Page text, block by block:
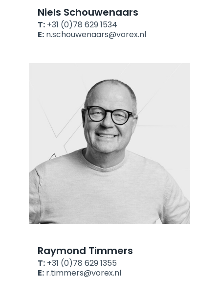
Niels Schouwenaars
T: +31 (0)78 629 1534
E: n.schouwenaars@vorex.nl
Raymond Timmers
T: +31 (0)78 629 1355
E: r.timmers@vorex.nl